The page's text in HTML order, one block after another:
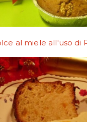
al miele all'uso di